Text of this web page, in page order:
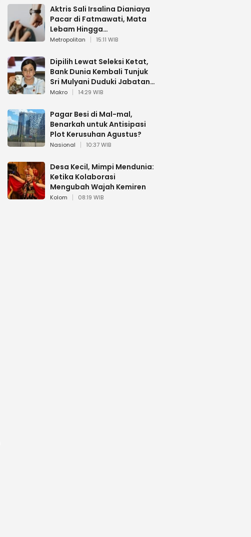
Aktris Sali Irsalina Dianiaya
Pacar di Fatmawati, Mata
Lebam Hingga
Diselamatkan Polantas
Metropolitan 15:11 WIB
Dipilih Lewat Seleksi Ketat,
Bank Dunia Kembali Tunjuk
Sri Mulyani Duduki Jabatan
Strategis
Makro 14:29 WIB
Pagar Besi di Mal-mal,
Benarkah untuk Antisipasi
Plot Kerusuhan Agustus?
Nasional 10:37 WIB
Desa Kecil, Mimpi Mendunia:
Ketika Kolaborasi
Mengubah Wajah Kemiren
Kolom 08:19 WIB